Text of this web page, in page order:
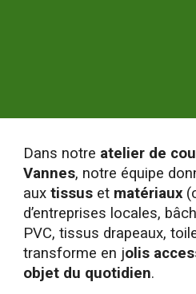
Dans notre atelier de
Vannes, notre équipe
auxtissus et matériaux
d’entreprises locales,
PVC, tissus drapeaux,
transforme en jolis
objet du quotidien.